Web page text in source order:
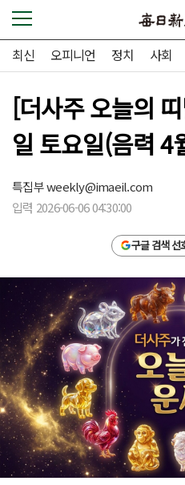
최신 오피니언 정치 사회
[더사주 오늘의
일 토요일(음력 4
특집부weekly@imaeil.com
입력 2026-06-06 04:30:00
구글 검색 선